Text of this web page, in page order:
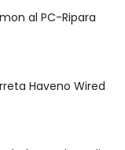
al PC-Ripara
Haveno Wired